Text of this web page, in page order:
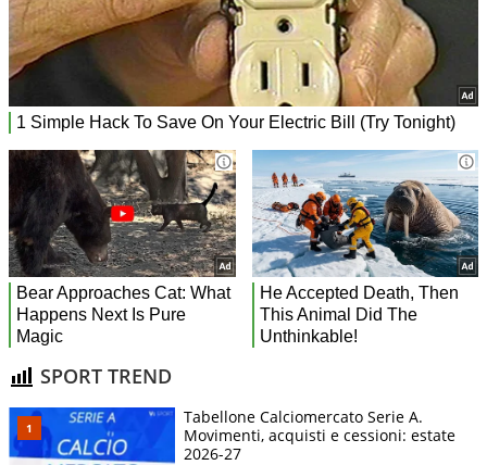
SPORT TREND
Tabellone Calciomercato Serie A.
Movimenti, acquisti e cessioni: estate
2026-27